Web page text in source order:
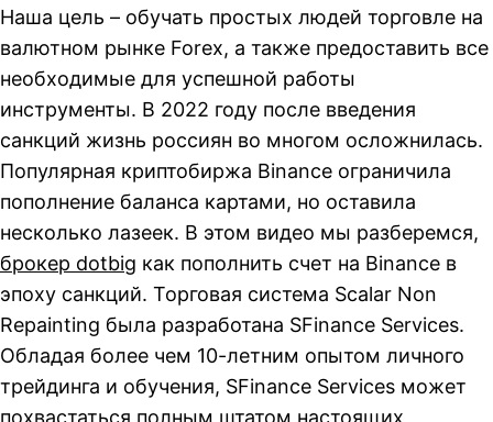
Наша цель – обучать простых людей торговле на
валютном рынке Forex, а также предоставить все
необходимые для успешной работы
инструменты. В 2022 году после введения
санкций жизнь россиян во многом осложнилась.
Популярная криптобиржа Binance ограничила
пополнение баланса картами, но оставила
несколько лазеек. В этом видео мы разберемся,
брокер dotbig как пополнить счет на Binance в
эпоху санкций. Торговая система Scalar Non
Repainting была разработана SFinance Services.
Обладая более чем 10-летним опытом личного
трейдинга и обучения, SFinance Services может
похвастаться полным штатом настоящих